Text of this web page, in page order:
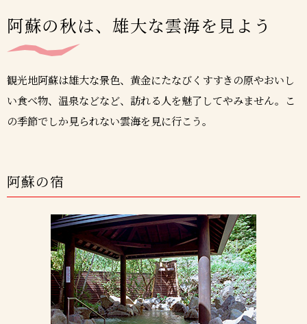
阿蘇の秋は、雄大な雲海を見よう
観光地阿蘇は雄大な景色、黄金にたなびくすすきの原やおいし
い食べ物、温泉などなど、訪れる人を魅了してやみません。こ
の季節でしか見られない雲海を見に行こう。
阿蘇の宿